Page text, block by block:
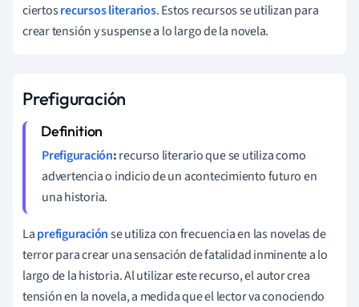
ciertosrecursos literarios. Estos recursos se utilizan para
crear tensión y suspense a lo largo de la novela.
Prefiguración
Prefiguración:recurso literario que se utiliza como
advertencia o indicio de un acontecimiento futuro en
una historia.
Laprefiguraciónse utiliza con frecuencia en las novelas de
terror para crear una sensación de fatalidad inminente a lo
largo de la historia. Al utilizar este recurso, el autor crea
tensión en la novela, a medida que el lector va conociendo